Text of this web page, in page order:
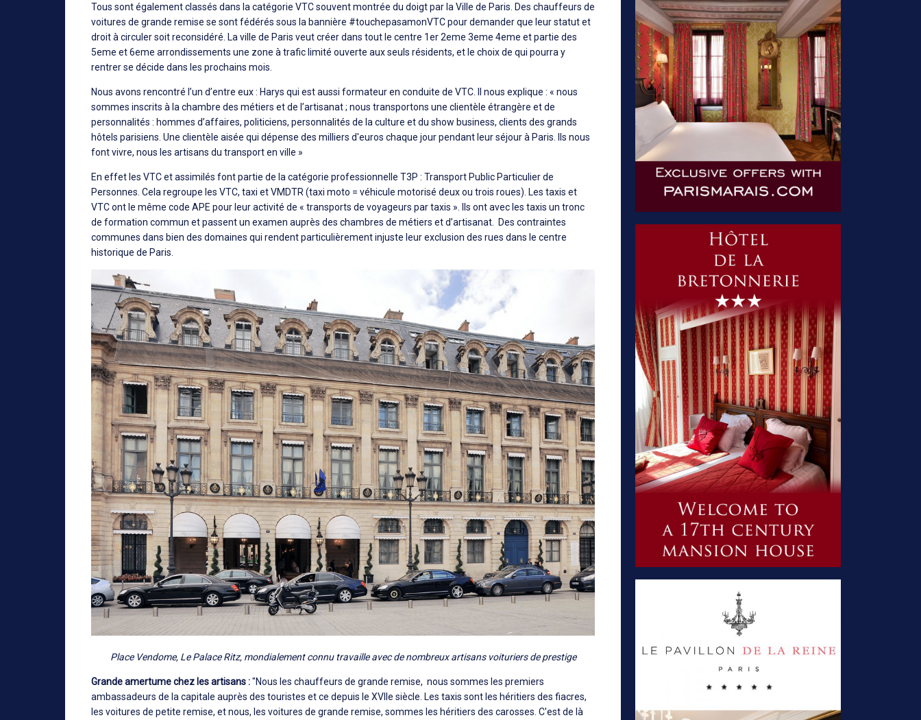
Tous sont également classés dans la catégorie VTC souvent montrée du doigt par la Ville de Paris. Des chauffeurs de
voitures de grande remise se sont fédérés sous la bannière #touchepasamonVTCpour demander que leur statut et
droit à circuler soit reconsidéré. La ville de Paris veut créer dans tout le centre 1er 2eme 3eme 4eme et partie des
5eme et 6eme arrondissements une zone à trafic limité ouverte aux seuls résidents, et le choix de qui pourra y
rentrer se décide dans les prochains mois.
Nous avons rencontré l’un d’entre eux : Harys qui est aussi formateur en conduite de VTC. Il nous explique : « nous
sommes inscrits à la chambre des métiers et de l’artisanat ; nous transportons une clientèle étrangère et de
personnalités : hommes d’affaires, politiciens, personnalités de la culture et du show business, clients des grands
hôtels parisiens. Une clientèle aisée qui dépense des milliers d'euros chaque jour pendant leur séjour à Paris. Ils nous
font vivre, nous les artisans du transport en ville »
En effet les VTC et assimilés font partie de la catégorie professionnelle T3P : Transport Public Particulier de
Personnes. Cela regroupe les VTC, taxi et VMDTR (taxi moto = véhicule motorisé deux ou trois roues). Les taxis et
VTC ont le même code APE pour leur activité de « transports de voyageurs par taxis ». Ils ont avec les taxis un tronc
de formation commun et passent un examen auprès des chambres de métiers et d’artisanat. Des contraintes
communes dans bien des domaines qui rendent particulièrement injuste leur exclusion des rues dans le centre
historique de Paris.
Place Vendome, Le Palace Ritz, mondialement connu travaille avec de nombreux artisans voituriers de prestige
Grande amertume chez les artisans :"Nous les chauffeurs de grande remise, nous sommes les premiers
ambassadeurs de la capitale auprès des touristes et ce depuis le XVIIe siècle. Les taxis sont les héritiers des fiacres,
les voitures de petite remise, et nous, les voitures de grande remise, sommes les héritiers des carosses. C'est de là